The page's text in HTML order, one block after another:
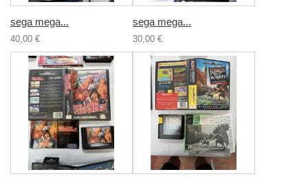
sega mega...
40,00 €
sega mega...
30,00 €